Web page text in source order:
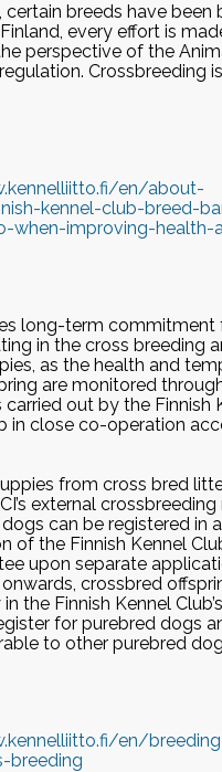
certain breeds have been
every effort is
perspective of the
Crossbreeding
en/about-
kennel-club-breed-
when-improving-health-
long-term commitment
in the cross breeding
as the health and
are monitored
carried out by the Finnish
in close co-operation
from cross bred
external crossbreeding
can be registered in
of the Finnish Kennel
upon separate
crossbred
the Finnish Kennel
for purebred dogs
to other purebred
en/
breeding